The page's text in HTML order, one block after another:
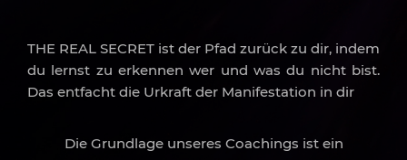
THE REAL SECRET ist der Pfad zurück zu dir, indem
du lernst zu erkennen wer und was du nicht bist.
Das entfacht die Urkraft der Manifestation in dir
Die Grundlage unseres Coachings ist ein